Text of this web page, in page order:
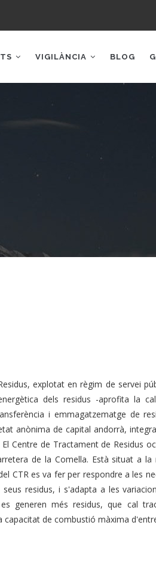
VIGILÀNCIA BLOG
explotat en règim de servei
dels residus -aprofita la
i emmagatzematge de
anònima de capital andorrà,
El Centre de Tractament de Residus
de la Comella. Està situat a
CTR es va fer per respondre a les
residus, i s'adapta a les
generen més residus, que cal
capacitat de combustió màxima